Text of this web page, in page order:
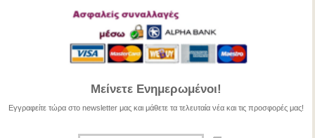
Μείνετε Ενημερωμένοι!
Εγγραφείτε τώρα στο newsletter μας και μάθετε τα τελευταία νέα και τις προσφορές μας!